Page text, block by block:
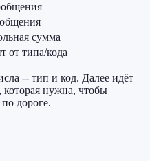
сумма
от типа/кода
-- тип и код. Далее идёт
которая нужна, чтобы
дороге.